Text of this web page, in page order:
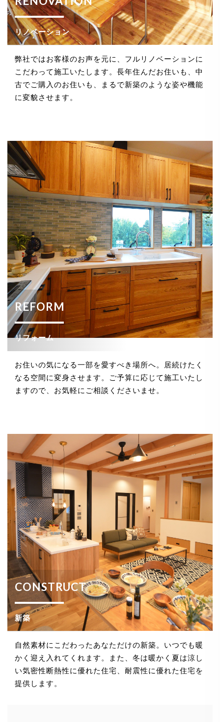
リノベーション
弊社ではお客様のお声を元に、フルリノベーションに
こだわって施工いたします。長年住んだお住いも、中
古でご購入のお住いも、まるで新築のような姿や機能
に変貌させます。
REFORM
リフォーム
お住いの気になる一部を愛すべき場所へ。居続けたく
なる空間に変身させます。ご予算に応じて施工いたし
ますので、お気軽にご相談くださいませ。
CONSTRUCT
新築
自然素材にこだわったあなただけの新築。いつでも暖
かく迎え入れてくれます。また、冬は暖かく夏は涼し
い気密性断熱性に優れた住宅、耐震性に優れた住宅を
提供します。
法令、規範の遵守と見直し
当社は、保有する個人情報に関して適用される日本の
法令、その他規範を遵守するとともに、本ポリシーの
内容を適宜見直し、その改善に努めます。
お問い合せ
保ち、個人情報への不正アクセス・紛失・破損・改ざ
ん・漏洩などを防止するため、セキュリティシステム
の維持・管理体制の整備・社員教育の徹底等の必要な
措置を講じ、安全対策を実施し個人情報の厳重な管理
を行ないます。